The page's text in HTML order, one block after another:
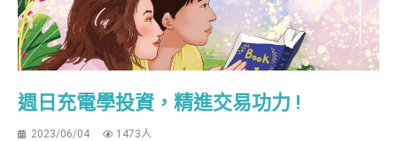
週日充電學投資，精進交易功力 !
2023/06/04 1473人